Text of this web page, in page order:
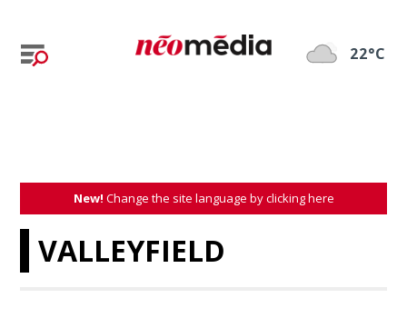
22°C
New! Change the site language by clicking here
VALLEYFIELD